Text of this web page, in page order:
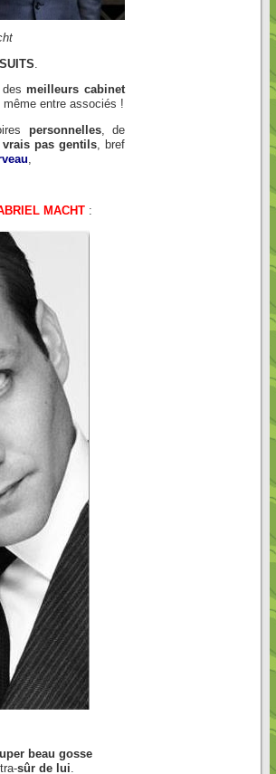
SUITS
desmeilleurs cabinet
même entre associés !
personnelles, de
vrais pas gentils, bref
,
MACHT :
beau gosse
sûr de lui.